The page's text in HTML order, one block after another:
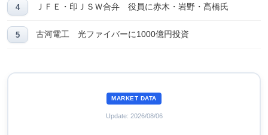
ＪＦＥ・印ＪＳＷ合弁 役員に赤木・岩野・髙橋氏
古河電工 光ファイバーに1000億円投資
MARKET DATA
Update: 2026/08/06